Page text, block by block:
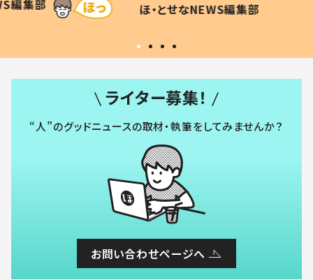
編集部
い」
ほ・とせなNEWS編集部
ライター募集！
“人”のグッドニュースの取材・執筆をしてみませんか？
お問い合わせページへ